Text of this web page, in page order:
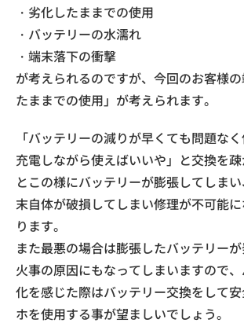
・劣化したままでの使用
・バッテリーの水濡れ
・端末落下の衝撃
が考えられるのですが、今回のお客様
たままでの使用」が考えられます。
「バッテリーの減りが早くても問題なく
充電しながら使えばいいや」と交換を
とこの様にバッテリーが膨張してしま
末自体が破損してしまい修理が不可能
ります。
また最悪の場合は膨張したバッテリー
火事の原因にもなってしまいますので
化を感じた際はバッテリー交換をして
ホを使用する事が望ましいでしょう。